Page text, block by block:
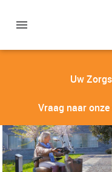
Uw
Vraag naar